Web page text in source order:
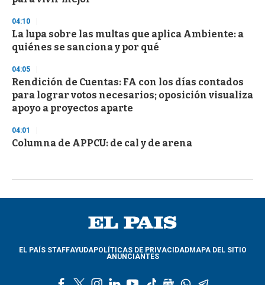
04:10
La lupa sobre las multas que aplica Ambiente: a
quiénes se sanciona y por qué
04:05
Rendición de Cuentas: FA con los días contados
para lograr votos necesarios; oposición visualiza
apoyo a proyectos aparte
04:01
Columna de APPCU: de cal y de arena
EL PAÍS STAFFAYUDAPOLÍTICAS DE PRIVACIDADMAPA DEL SITIO
ANUNCIANTES
l y t g w